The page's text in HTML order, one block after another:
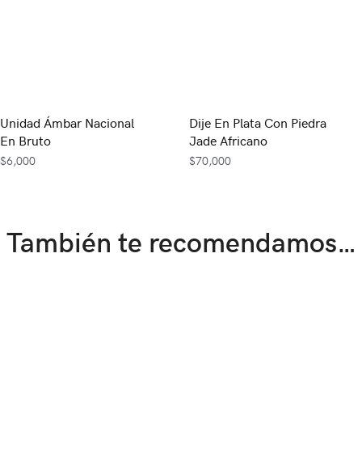
Unidad Ámbar Nacional
En Bruto
$6,000
Dije En Plata Con Piedra
Jade Africano
$70,000
También te recomendamos…